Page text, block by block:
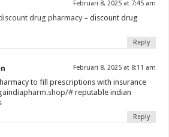
Februari 8, 2025 at 7:45 am
drug pharmacy – discount drug
Reply
Februari 8, 2025 at 8:11 am
to fill prescriptions with insurance
# reputable indian
Reply